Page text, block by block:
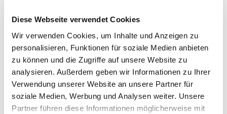
Diese Webseite verwendet Cookies
Wir verwenden Cookies, um Inhalte und Anzeigen zu
personalisieren, Funktionen für soziale Medien anbieten
zu können und die Zugriffe auf unsere Website zu
analysieren. Außerdem geben wir Informationen zu Ihrer
Verwendung unserer Website an unsere Partner für
soziale Medien, Werbung und Analysen weiter. Unsere
Partner führen diese Informationen möglicherweise mit